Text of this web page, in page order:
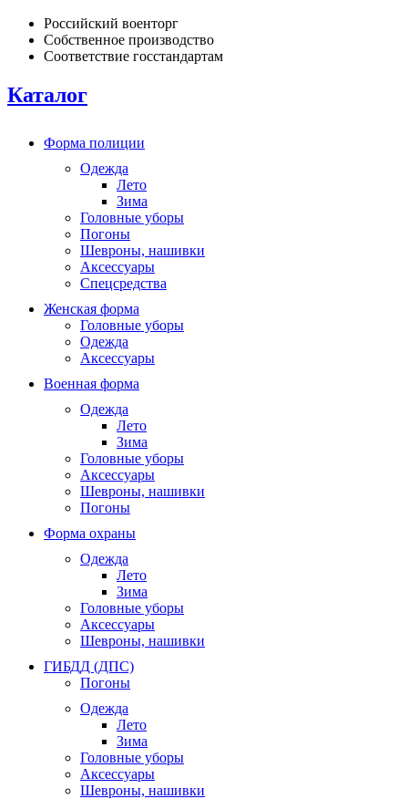
Российский военторг
Собственное производство
Соответствие госстандартам
Каталог
Форма полиции
Одежда
Лето
Зима
Головные уборы
Погоны
Шевроны, нашивки
Аксессуары
Спецсредства
Женская форма
Головные уборы
Одежда
Аксессуары
Военная форма
Одежда
Лето
Зима
Головные уборы
Аксессуары
Шевроны, нашивки
Погоны
Форма охраны
Одежда
Лето
Зима
Головные уборы
Аксессуары
Шевроны, нашивки
ГИБДД (ДПС)
Погоны
Одежда
Лето
Зима
Головные уборы
Аксессуары
Шевроны, нашивки